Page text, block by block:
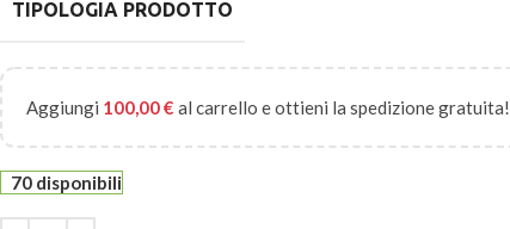
TIPOLOGIA PRODOTTO
Aggiungi 100,00€ al carrello e ottieni la spedizione gratuita!
70 disponibili